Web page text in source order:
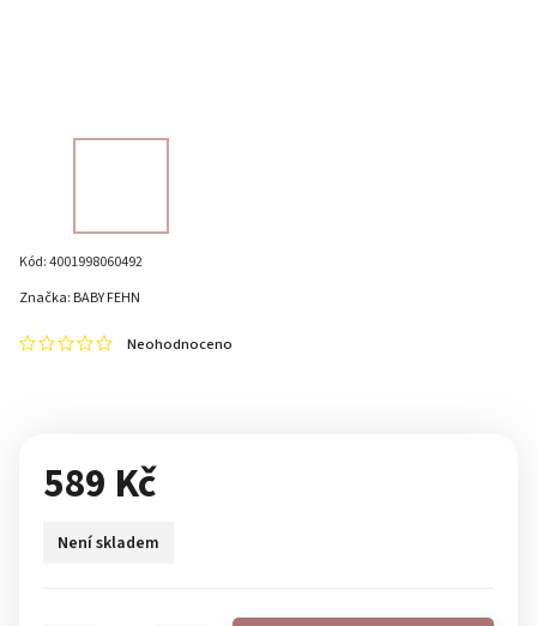
Kód:4001998060492
Neohodnoceno
Značka: BABY FEHN
589 Kč
Není skladem